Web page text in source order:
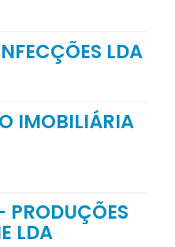
LDA
IMOBILIÁRIA
PRODUÇÕES
LDA